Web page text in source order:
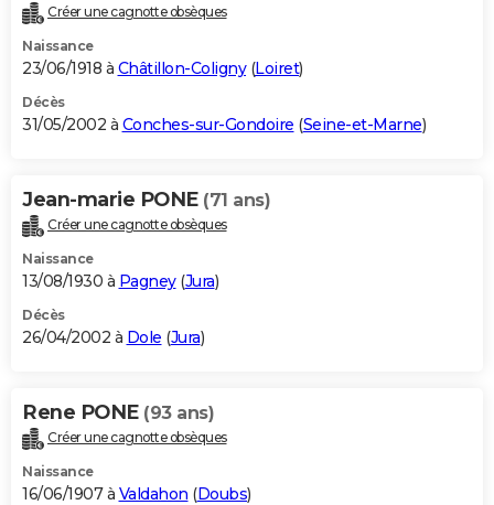
Créer une cagnotte obsèques
Naissance
23/06/1918 à Châtillon-Coligny(Loiret)
Décès
31/05/2002 à Conches-sur-Gondoire (Seine-et-Marne)
Jean-marie PONE (71 ans)
Créer une cagnotte obsèques
Naissance
13/08/1930 à Pagney(Jura)
Décès
26/04/2002 à Dole (Jura)
Rene PONE (93 ans)
Créer une cagnotte obsèques
Naissance
16/06/1907 à Valdahon (Doubs)